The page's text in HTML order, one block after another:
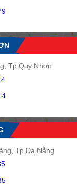
Tp Quy Nhơn
Tp Đà Nẵng